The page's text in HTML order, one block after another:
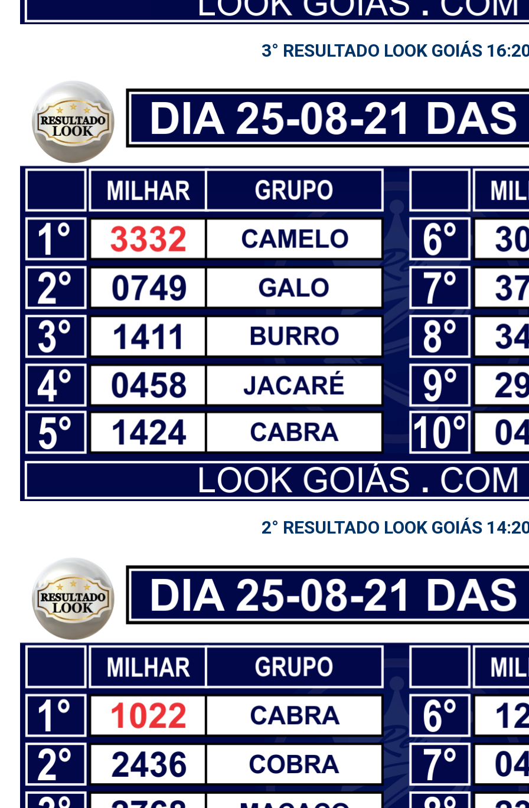
3° RESULTADO LOOK GOIÁS
2° RESULTADO LOOK GOIÁS